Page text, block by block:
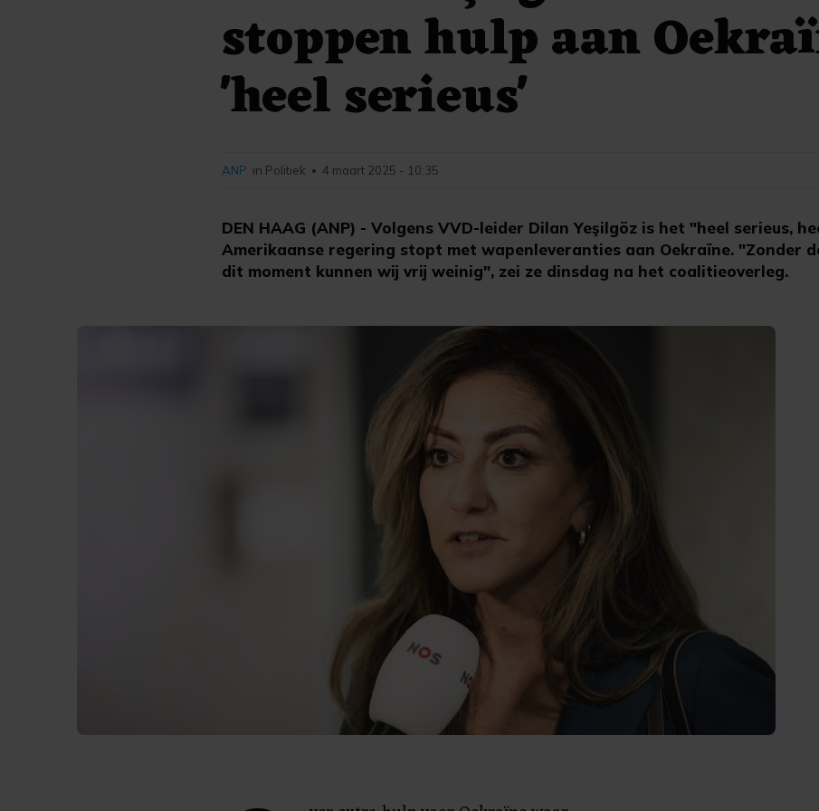
stoppen hulp aan
'heel serieus'
DEN HAAG (ANP) - Volgens VVD-leider Dilan Yeşilgöz is het "heel serieus,
Amerikaanse regering stopt met wapenleveranties aan Oekraïne. "Zonder
dit moment kunnen wij vrij weinig", zei ze dinsdag na het coalitieoverleg.
ANP in Politiek • 4 maart 2025 - 10:35